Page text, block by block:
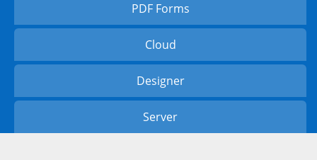
PDF Forms
Cloud
Designer
Server